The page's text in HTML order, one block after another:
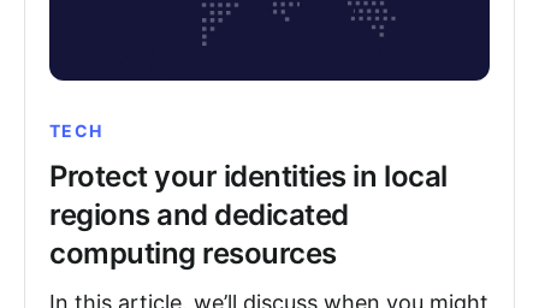
TECH
Protect your identities in local
regions and dedicated
computing resources
In this article, we’ll discuss when you might